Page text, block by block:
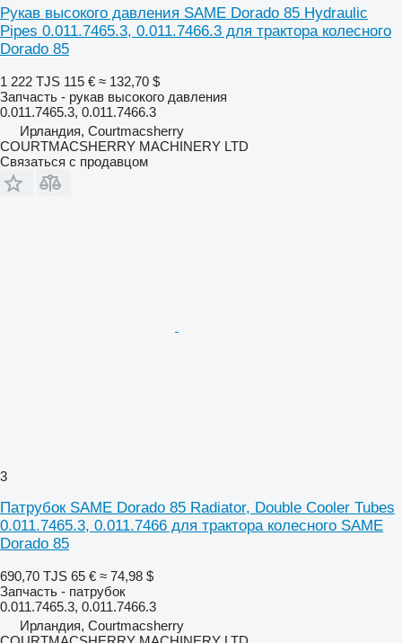
Рукав высокого давления SAME Dorado 85 Hydraulic
Pipes 0.011.7465.3, 0.011.7466.3 для трактора колесного
Dorado 85
1 222 TJS 115 € ≈ 132,70 $
Запчасть - рукав высокого давления
0.011.7465.3, 0.011.7466.3
Ирландия, Courtmacsherry
COURTMACSHERRY MACHINERY LTD
Связаться с продавцом
3
Патрубок SAME Dorado 85 Radiator, Double Cooler Tubes
0.011.7465.3, 0.011.7466 для трактора колесного SAME
Dorado 85
690,70 TJS 65 € ≈ 74,98 $
Запчасть - патрубок
0.011.7465.3, 0.011.7466.3
Ирландия, Courtmacsherry